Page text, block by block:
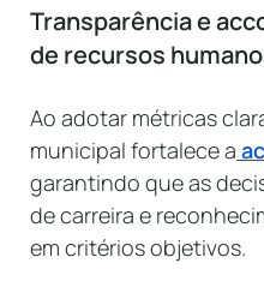
Transparência e
de recursos
Ao adotar métricas
municipal fortalece a
garantindo que as
de carreira e
em critérios objetivos.